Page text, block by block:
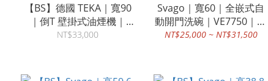
【BS】德國 TEKA｜寬90
｜倒T 壁掛式油煙機｜
DLH 982 T
NT$33,000
Svago｜寬60｜全嵌式自
動開門洗碗｜VE7750｜電
壓110V
NT$25,000 ~ NT$31,500